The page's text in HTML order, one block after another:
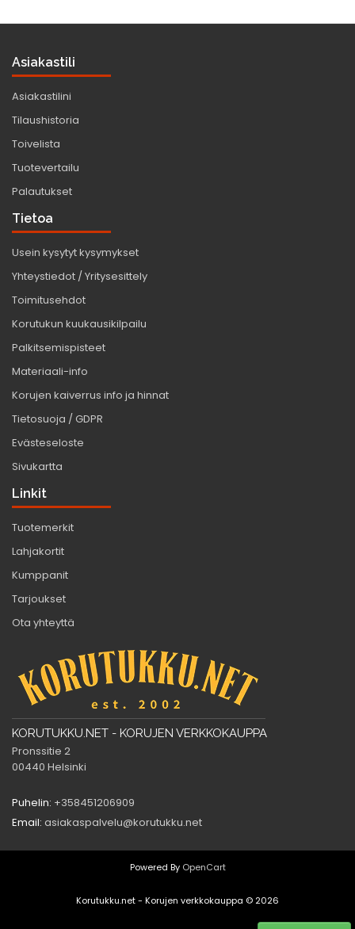
Asiakastili
Asiakastilini
Tilaushistoria
Toivelista
Tuotevertailu
Palautukset
Tietoa
Usein kysytyt kysymykset
Yhteystiedot / Yritysesittely
Toimitusehdot
Korutukun kuukausikilpailu
Palkitsemispisteet
Materiaali-info
Korujen kaiverrus info ja hinnat
Tietosuoja / GDPR
Evästeseloste
Sivukartta
Linkit
Tuotemerkit
Lahjakortit
Kumppanit
Tarjoukset
Ota yhteyttä
KORUTUKKU.NET - KORUJEN VERKKOKAUPPA
Pronssitie 2
00440 Helsinki
Puhelin: +358451206909
Email: asiakaspalvelu@korutukku.net
Powered By OpenCart
Korutukku.net - Korujen verkkokauppa © 2026